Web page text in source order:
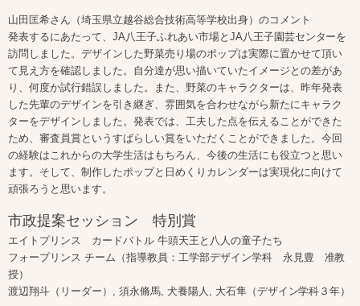
山田匡希さん（埼玉県立越谷総合技術高等学校出身）のコメント
発表するにあたって、JA八王子ふれあい市場とJA八王子園芸センターを
訪問しました。デザインした野菜売り場のポップは実際に置かせて頂い
て見え方を確認しました。自分達が思い描いていたイメージとの差があ
り、何度か試行錯誤しました。また、野菜のキャラクターは、昨年発表
した先輩のデザインを引き継ぎ、雰囲気を合わせながら新たにキャラク
ターをデザインしました。発表では、工夫した点を伝えることができた
ため、審査員賞というすばらしい賞をいただくことができました。今回
の経験はこれからの大学生活はもちろん、今後の生活にも役立つと思い
ます。そして、制作したポップと日めくりカレンダーは実現化に向けて
頑張ろうと思います。
市政提案セッション 特別賞
エイトプリンス カードバトル 牛頭天王と八人の童子たち
フォープリンス チーム（指導教員：工学部デザイン学科 永見豊 准教
授）
渡辺翔斗（リーダー）, 須永脩馬, 犬養陽人, 大石隼（デザイン学科３年）